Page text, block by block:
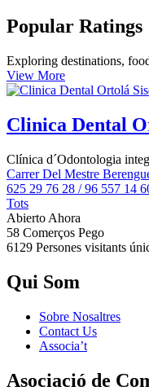
Popular Ratings
Exploring destinations,
View More
Clinica Dental
Clínica d´Odontologia
Carrer Del Mestre
625 29 76 28 / 96 557 14
Tots
Abierto Ahora
58 Comerços Pego
6129 Persones visitants
Qui Som
Sobre Nosaltres
Contact Us
Associa’t
Asociació de